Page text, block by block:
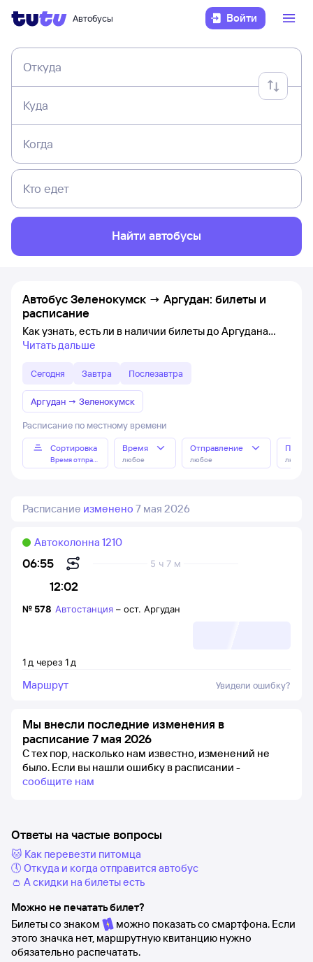
Автобусы Войти
Откуда
Куда
Когда
Кто едет
Найти автобусы
Автобус Зеленокумск → Аргудан: билеты и
расписание
Как узнать, есть ли в наличии билеты до Аргудана
Читать дальше
Сегодня Завтра Послезавтра
Аргудан → Зеленокумск
Расписание по местному времени
Сортировка
Время отправления
Время
любое
Отправление
любое любое
Расписание изменено 7 мая 2026
06:55
12:02
5 ч 7 м
Автоколонна 1210
1 д через 1 д
№ 578 Автостанция – ост. Аргудан
Маршрут Увидели ошибку?
Мы внесли последние изменения в
расписание 7 мая 2026
С тех пор, насколько нам известно, изменений не
было. Если вы нашли ошибку в расписании -
сообщите нам
Ответы на частые вопросы
🐱 Как перевезти питомца
🕔 Откуда и когда отправится автобус
👛 А скидки на билеты есть
Можно не печатать билет?
Билеты со знаком
можно показать со смартфона. Если
этого значка нет, маршрутную квитанцию нужно
обязательно распечатать.